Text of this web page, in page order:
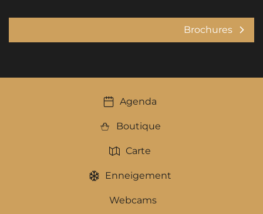
Brochures
Agenda
Boutique
Carte
Enneigement
Webcams